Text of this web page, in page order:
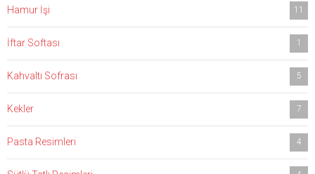
Hamur İşi 11
İftar Softası 1
Kahvaltı Sofrası 5
Kekler 7
Pasta Resimleri 4